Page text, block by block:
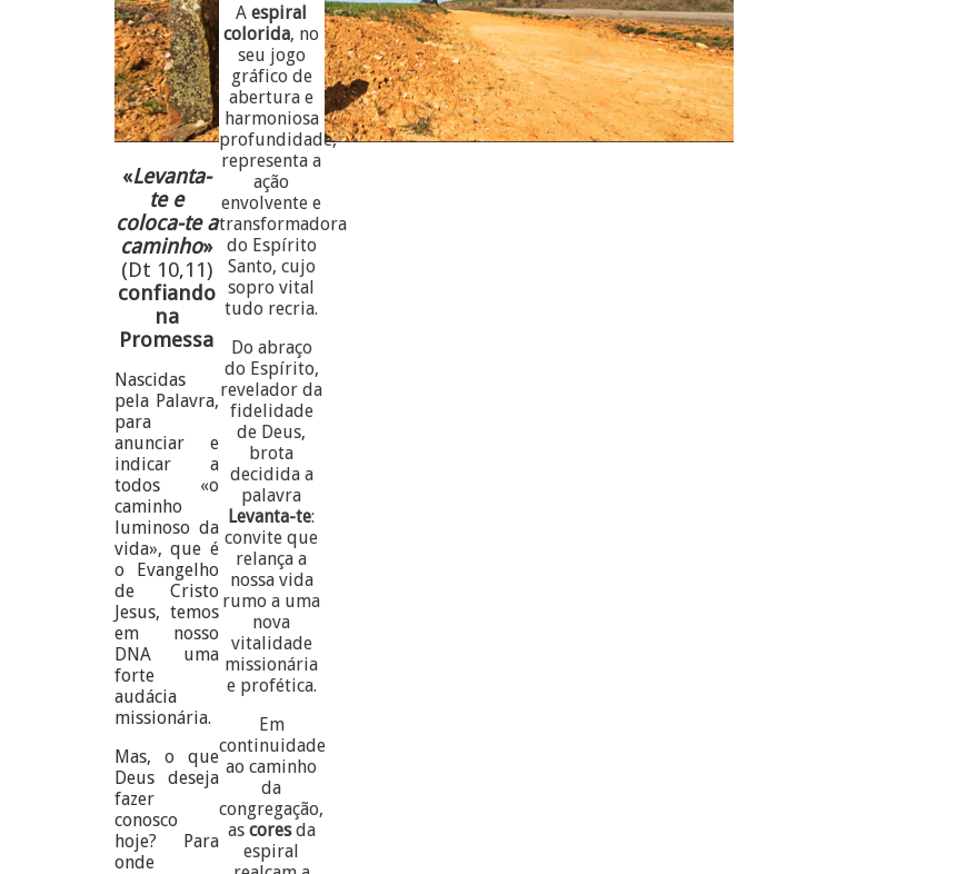
«Levanta-
te e
coloca-te a
caminho»
(Dt 10,11)
confiando
na
Promessa
Nascidas
pela Palavra,
para
anunciar e
indicar a
todos «o
caminho
luminoso da
vida», que é
o Evangelho
de Cristo
Jesus, temos
em nosso
DNA uma
forte
audácia
missionária.
Mas, o que
Deus deseja
fazer
conosco
hoje? Para
onde
Aespiral
colorida, no
seu jogo
gráfico de
abertura e
harmoniosa
profundidade,
representa a
ação
envolvente e
transformadora
do Espírito
Santo, cujo
sopro vital
tudo recria.
Do abraço
do Espírito,
revelador da
fidelidade
de Deus,
brota
decidida a
palavra
Levanta-te:
convite que
relança a
nossa vida
rumo a uma
nova
vitalidade
missionária
e profética.
Em
continuidade
ao caminho
da
congregação,
as coresda
espiral